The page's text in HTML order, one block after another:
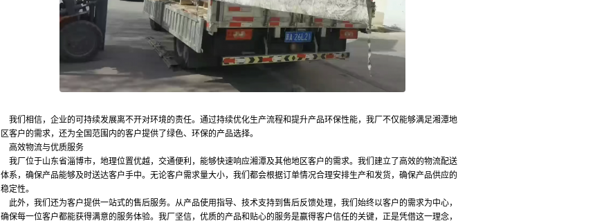
我们相信，企业的可持续发展离不开对环境的责任。通过持续优化生产流程和提升产品环保性能，我厂不仅能够满足湘潭地
区客户的需求，还为全国范围内的客户提供了绿色、环保的产品选择。
高效物流与优质服务
我厂位于山东省淄博市，地理位置优越，交通便利，能够快速响应湘潭及其他地区客户的需求。我们建立了高效的物流配送
体系，确保产品能够及时送达客户手中。无论客户需求量大小，我们都会根据订单情况合理安排生产和发货，确保产品供应的
稳定性。
此外，我们还为客户提供一站式的售后服务。从产品使用指导、技术支持到售后反馈处理，我们始终以客户的需求为中心，
确保每一位客户都能获得满意的服务体验。我厂坚信，优质的产品和贴心的服务是赢得客户信任的关键，正是凭借这一理念，